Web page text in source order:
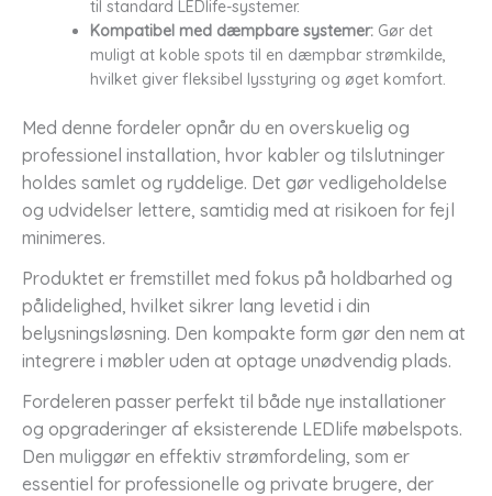
til standard LEDlife-systemer.
Kompatibel med dæmpbare systemer: Gør det
muligt at koble spots til en dæmpbar strømkilde,
hvilket giver fleksibel lysstyring og øget komfort.
Med denne fordeler opnår du en overskuelig og
professionel installation, hvor kabler og tilslutninger
holdes samlet og ryddelige. Det gør vedligeholdelse
og udvidelser lettere, samtidig med at risikoen for fejl
minimeres.
Produktet er fremstillet med fokus på holdbarhed og
pålidelighed, hvilket sikrer lang levetid i din
belysningsløsning. Den kompakte form gør den nem at
integrere i møbler uden at optage unødvendig plads.
Fordeleren passer perfekt til både nye installationer
og opgraderinger af eksisterende LEDlife møbelspots.
Den muliggør en effektiv strømfordeling, som er
essentiel for professionelle og private brugere, der